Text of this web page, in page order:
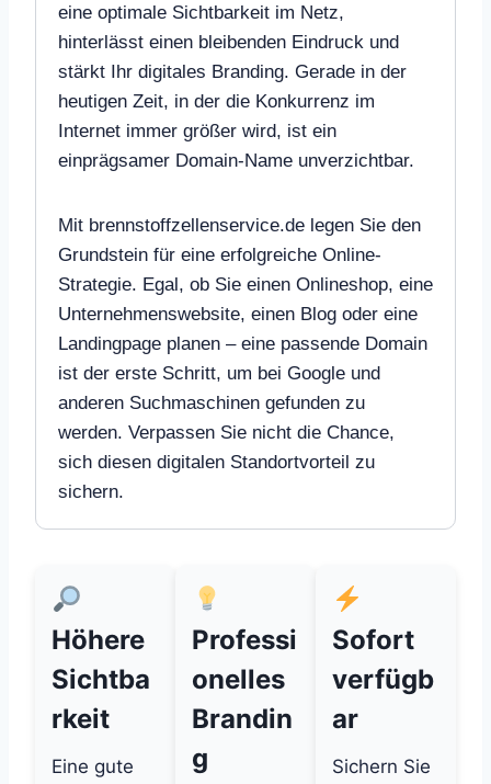
eine optimale Sichtbarkeit im Netz,
hinterlässt einen bleibenden Eindruck und
stärkt Ihr digitales Branding. Gerade in der
heutigen Zeit, in der die Konkurrenz im
Internet immer größer wird, ist ein
einprägsamer Domain-Name unverzichtbar.
Mit brennstoffzellenservice.de legen Sie den
Grundstein für eine erfolgreiche Online-
Strategie. Egal, ob Sie einen Onlineshop, eine
Unternehmenswebsite, einen Blog oder eine
Landingpage planen – eine passende Domain
ist der erste Schritt, um bei Google und
anderen Suchmaschinen gefunden zu
werden. Verpassen Sie nicht die Chance,
sich diesen digitalen Standortvorteil zu
sichern.
Höhere
Sichtba
rkeit
Eine gute
Professi
onelles
Brandin
g
Sofort
verfügb
ar
Sichern Sie